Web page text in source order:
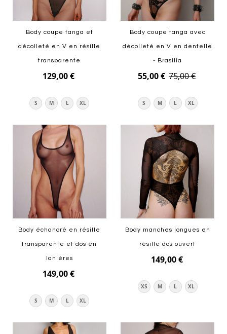
Body coupe tanga et
décolleté en V en résille
transparente
129,00 €
S M L XL
Ajouter au panier
Body coupe tanga avec
décolleté en V en dentelle
- Brasilia
55,00 € 75,00 €
S M L XL
Ajouter au panier
Body échancré en résille
transparente et dos en
lanières
149,00 €
S M L XL
Ajouter au panier
Body manches longues en
résille dos ouvert
149,00 €
XS M L XL